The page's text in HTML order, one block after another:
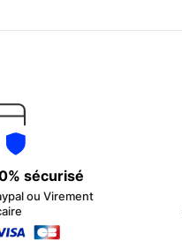
sécurisé
ou Virement